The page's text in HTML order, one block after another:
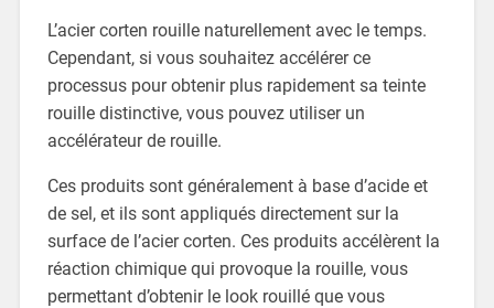
L’acier corten rouille naturellement avec le temps.
Cependant, si vous souhaitez accélérer ce
processus pour obtenir plus rapidement sa teinte
rouille distinctive, vous pouvez utiliser un
accélérateur de rouille.
Ces produits sont généralement à base d’acide et
de sel, et ils sont appliqués directement sur la
surface de l’acier corten. Ces produits accélèrent la
réaction chimique qui provoque la rouille, vous
permettant d’obtenir le look rouillé que vous